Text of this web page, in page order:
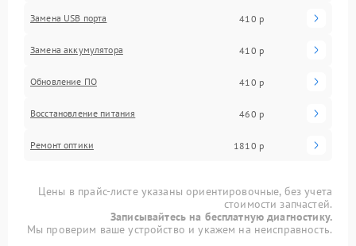
Замена USB порта 410 р
Замена аккумулятора 410 р
Обновление ПО 410 р
Восстановление питания 460 р
Ремонт оптики 1810 р
Цены в прайс-листе указаны ориентировочные, без учета
стоимости запчастей.
Записывайтесь на бесплатную диагностику.
Мы проверим ваше устройство и укажем на неисправность.